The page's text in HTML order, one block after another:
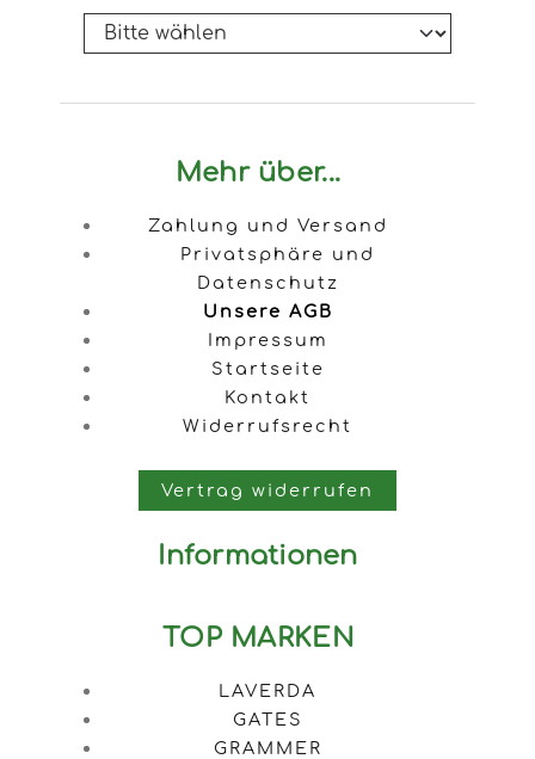
Mehr über...
Zahlung und Versand
Privatsphäre und
Datenschutz
Unsere AGB
Impressum
Startseite
Kontakt
Widerrufsrecht
Vertrag widerrufen
Informationen
TOP MARKEN
LAVERDA
GATES
GRAMMER